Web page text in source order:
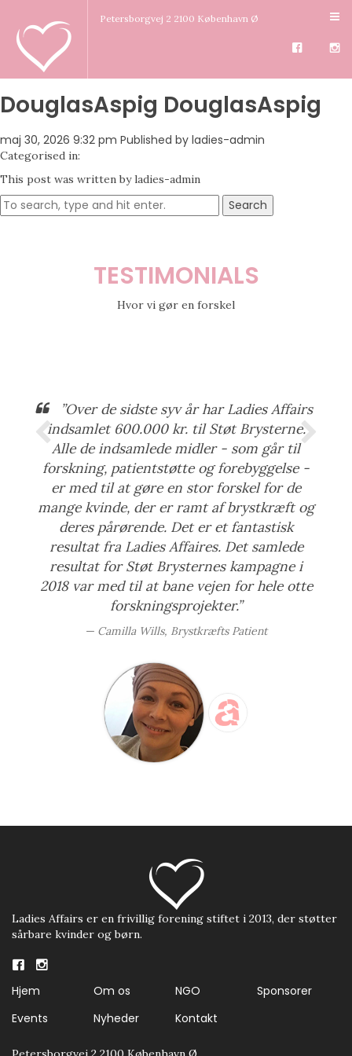
Petersborgvej 2 2100 København Ø
DouglasAspig DouglasAspig
maj 30, 2026 9:32 pm Published by ladies-admin
Categorised in:
This post was written by ladies-admin
Search
TESTIMONIALS
Hvor vi gør en forskel
”Over de sidste syv år har Ladies Affairs
indsamlet 600.000 kr. til Støt Brysterne.
Alle de indsamlede midler - som går til
forskning, patientstøtte og forebyggelse -
er med til at gøre en stor forskel for de
mange kvinde, der er ramt af brystkræft og
deres pårørende. Det er et fantastisk
resultat fra Ladies Affaires. Det samlede
resultat for Støt Brysternes kampagne i
2018 var med til at bane vejen for hele otte
forskningsprojekter.”
Camilla Wills, Brystkræfts Patient
Ladies Affairs er en frivillig forening stiftet i 2013, der støtter
sårbare kvinder og børn.
Hjem Om os NGO
Sponsorer
Events
Nyheder Kontakt